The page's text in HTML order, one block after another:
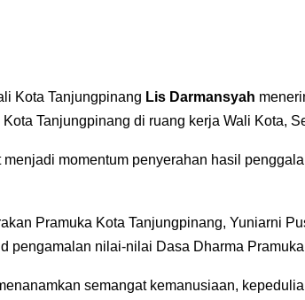
Kota Tanjungpinang Lis Darmansyah
Tanjungpinang di ruang kerja Wali Kota,
menjadi momentum penyerahan hasil
Pramuka Kota Tanjungpinang, Yuniarni
pengamalan nilai-nilai Dasa Dharma
semangat kemanusiaan,